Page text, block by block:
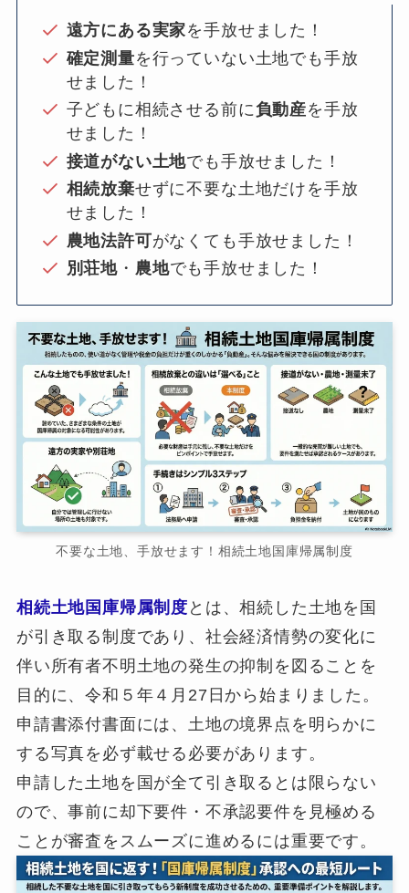
遠方にある実家を手放せました！
確定測量を行っていない土地でも手放
せました！
子どもに相続させる前に負動産を手放
せました！
接道がない土地でも手放せました！
相続放棄せずに不要な土地だけを手放
せました！
農地法許可がなくても手放せました！
別荘地 ・ 農地でも手放せました！
不要な土地、手放せます！相続土地国庫帰属制度
相続土地国庫帰属制度 とは、相続した土地を国
が引き取る制度であり、社会経済情勢の変化に
伴い所有者不明土地の発生の抑制を図ることを
目的に、令和５年４月27日から始まりました。
申請書添付書面には、土地の境界点を明らかに
する写真を必ず載せる必要があります。
申請した土地を国が全て引き取るとは限らない
ので、事前に却下要件・不承認要件を見極める
ことが審査をスムーズに進めるには重要です。